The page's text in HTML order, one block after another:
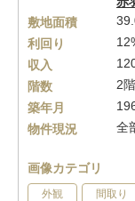
敷地面積
利回り
収入
階数
2
築年月
物件現況
全
画像カテゴリ
外観 間取り